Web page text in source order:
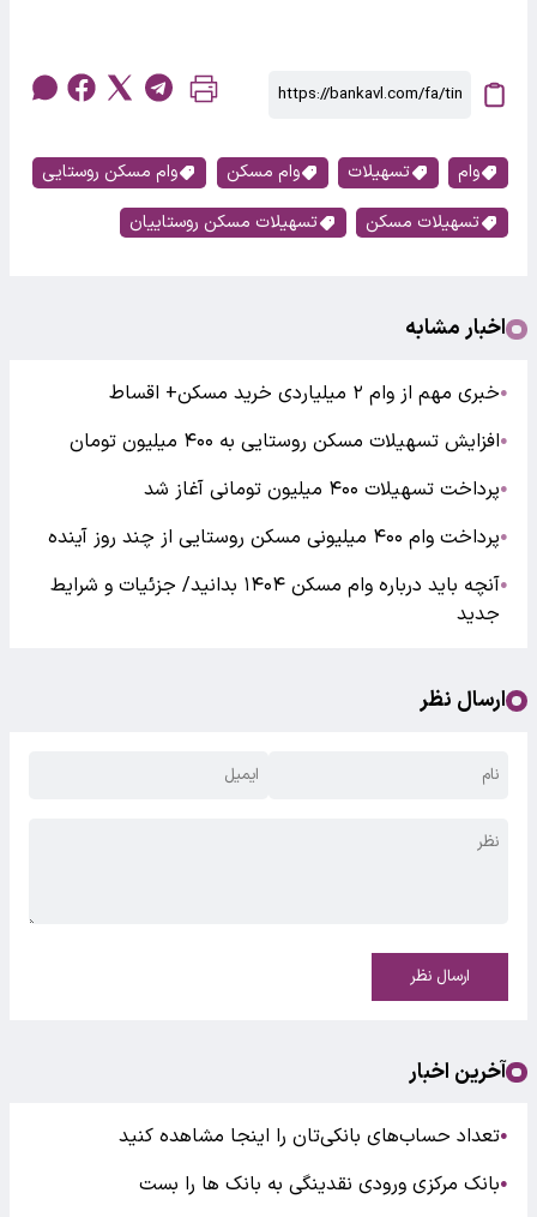
وام تسهیلات وام مسکن
وام مسکن روستایی
تسهیلات مسکن
تسهیلات مسکن روستاییان
اخبار مشابه
●خبری مهم از وام ۲ میلیاردی خرید مسکن+ اقساط
●افزایش تسهیلات مسکن روستایی به ۴۰۰ میلیون تومان
●پرداخت تسهیلات ۴۰۰ میلیون تومانی آغاز شد
●پرداخت وام ۴۰۰ میلیونی مسکن روستایی از چند روز آینده
●
آنچه باید درباره وام مسکن ۱۴۰۴ بدانید/ جزئیات و شرایط
جدید
ارسال نظر
ارسال نظر
آخرین اخبار
●تعداد حساب‌های بانکی‌تان را اینجا مشاهده کنید
●بانک مرکزی ورودی نقدینگی به بانک ها را بست